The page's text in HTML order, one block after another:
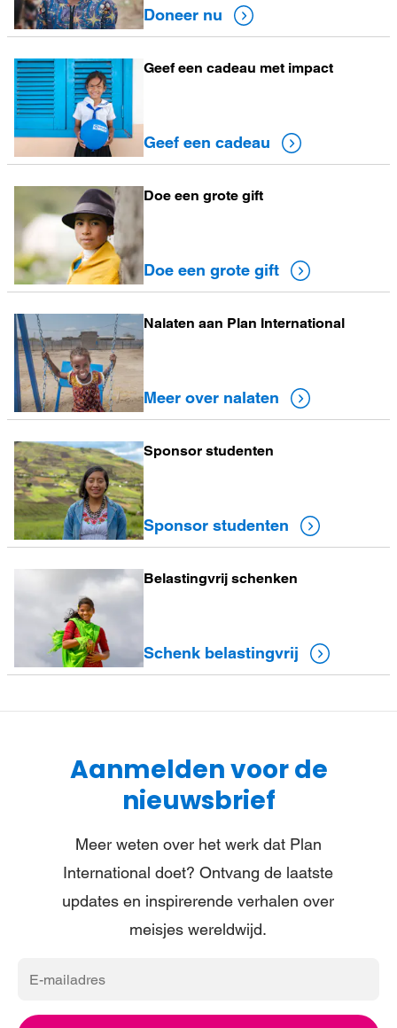
Doneer nu
Geef een cadeau met impact
Geef een cadeau
Geef
een
cadeau
Doe een grote gift
Doe een grote gift
een
grote
gift
Nalaten aan Plan International
Meer over nalaten
Meer
over
nalaten
Sponsor studenten
Sponsor studenten
Sponsor
studenten
Belastingvrij schenken
Schenk belastingvrij
belastingvrij
Aanmelden voor de
nieuwsbrief
Meer weten over het werk dat Plan
International doet? Ontvang de laatste
updates en inspirerende verhalen over
meisjes wereldwijd.
E-